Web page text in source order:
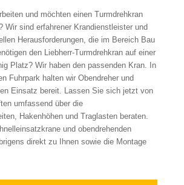
und möchten einen Turmdrehkran
Wir sind erfahrener Krandienstleister und
Herausforderungen, die im Bereich Bau
den Liebherr-Turmdrehkran auf einer
Platz? Wir haben den passenden Kran. In
Fuhrpark halten wir Obendreher und
Einsatz bereit. Lassen Sie sich jetzt von
umfassend über die
Hakenhöhen und Traglasten beraten.
und obendrehenden
direkt zu Ihnen sowie die Montage